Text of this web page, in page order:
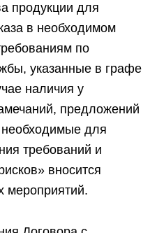
продукции для
в необходимом
по
указанные в графе
наличия у
предложений
для
требований и
вносится
мероприятий.